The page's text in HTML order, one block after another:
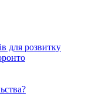
для розвитку